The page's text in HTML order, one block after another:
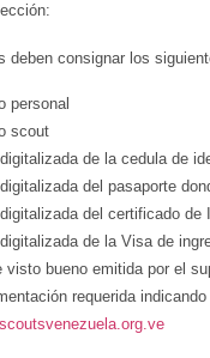
deben consignar los
personal
scout
de la cedula de
del pasaporte
del certificado de
de la Visa de
visto bueno emitida por el
requerida